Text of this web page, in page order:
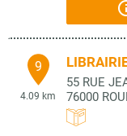
9
4.09 km
55 RUE
76000